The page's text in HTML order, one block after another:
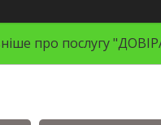
про послугу